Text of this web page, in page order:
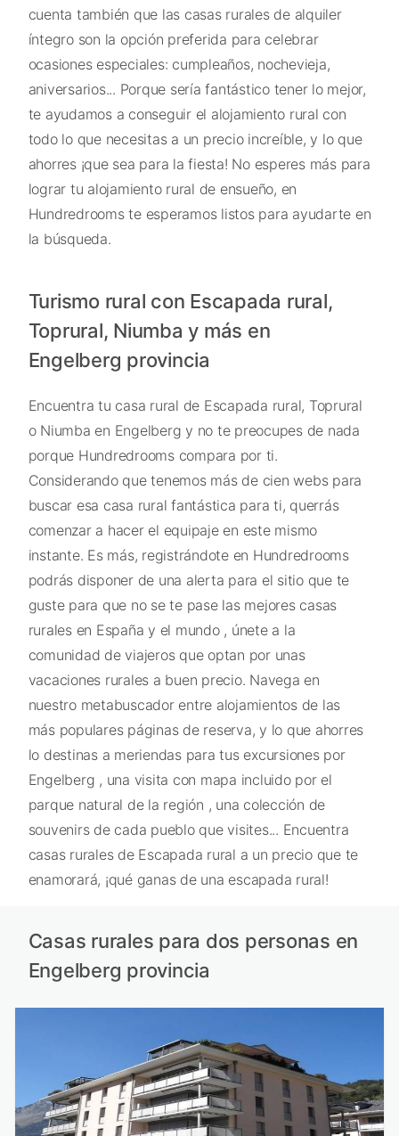
cuenta también que las casas rurales de alquiler
íntegro son la opción preferida para celebrar
ocasiones especiales: cumpleaños, nochevieja,
aniversarios... Porque sería fantástico tener lo mejor,
te ayudamos a conseguir el alojamiento rural con
todo lo que necesitas a un precio increíble, y lo que
ahorres ¡que sea para la fiesta! No esperes más para
lograr tu alojamiento rural de ensueño, en
Hundredrooms te esperamos listos para ayudarte en
la búsqueda.
Turismo rural con Escapada rural,
Toprural, Niumba y más en
Engelberg provincia
Encuentra tu casa rural de Escapada rural, Toprural
o Niumba en Engelberg y no te preocupes de nada
porque Hundredrooms compara por ti.
Considerando que tenemos más de cien webs para
buscar esa casa rural fantástica para ti, querrás
comenzar a hacer el equipaje en este mismo
instante. Es más, registrándote en Hundredrooms
podrás disponer de una alerta para el sitio que te
guste para que no se te pase las mejores casas
rurales en España y el mundo , únete a la
comunidad de viajeros que optan por unas
vacaciones rurales a buen precio. Navega en
nuestro metabuscador entre alojamientos de las
más populares páginas de reserva, y lo que ahorres
lo destinas a meriendas para tus excursiones por
Engelberg , una visita con mapa incluido por el
parque natural de la región , una colección de
souvenirs de cada pueblo que visites... Encuentra
casas rurales de Escapada rural a un precio que te
enamorará, ¡qué ganas de una escapada rural!
Casas rurales para dos personas en
Engelberg provincia